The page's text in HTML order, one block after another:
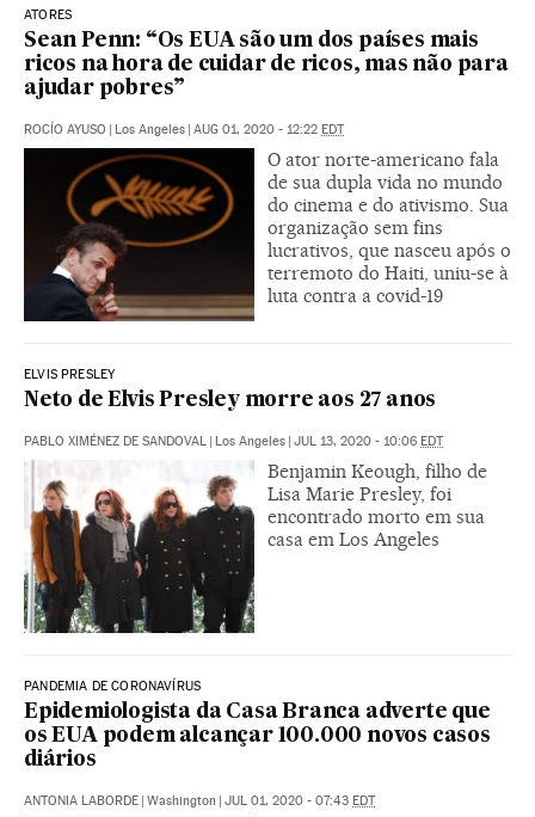
ATORES
Sean Penn: “Os EUA são um dos países mais
ricos na hora de cuidar de ricos, mas não para
ajudar pobres”
ROCÍO AYUSO | Los Angeles | AUG 01, 2020 - 12:22 EDT
O ator norte-americano fala
de sua dupla vida no mundo
do cinema e do ativismo. Sua
organização sem fins
lucrativos, que nasceu após o
terremoto do Haiti, uniu-se à
luta contra a covid-19
ELVIS PRESLEY
Neto de Elvis Presley morre aos 27 anos
PABLO XIMÉNEZ DE SANDOVAL | Los Angeles | JUL 13, 2020 - 10:06 EDT
Benjamin Keough, filho de
Lisa Marie Presley, foi
encontrado morto em sua
casa em Los Angeles
PANDEMIA DE CORONAVÍRUS
Epidemiologista da Casa Branca adverte que
os EUA podem alcançar 100.000 novos casos
diários
ANTONIA LABORDE | Washington | JUL 01, 2020 - 07:43 EDT